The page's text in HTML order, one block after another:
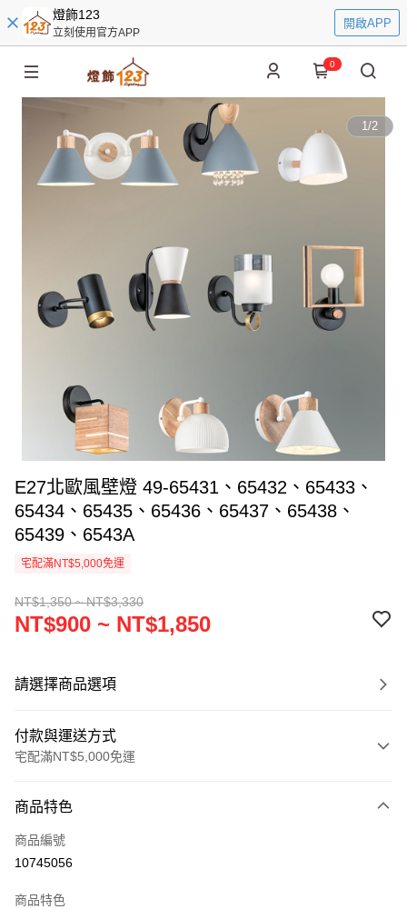
燈飾123
立刻使用官方APP
開啟APP
0
1/2
E27北歐風壁燈 49-65431、65432、65433、
65434、65435、65436、65437、65438、
65439、6543A
宅配滿NT$5,000免運
NT$1,350 ~ NT$3,330
NT$900 ~ NT$1,850
請選擇商品選項
付款與運送方式
宅配滿NT$5,000免運
信用卡一次付款
LINE Pay
商品特色
商品編號
10745056
商品特色